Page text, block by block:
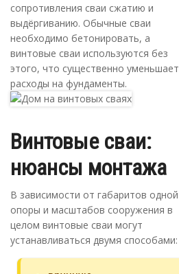
сопротивления сваи сжатию и
выдёргиванию. Обычные сваи
необходимо бетонировать, а
винтовые сваи используются без
этого, что существенно уменьшает
расходы на фундаменты.
Винтовые сваи:
нюансы монтажа
В зависимости от габаритов одной
опоры и масштабов сооружения в
целом винтовые сваи могут
устанавливаться двумя способами: